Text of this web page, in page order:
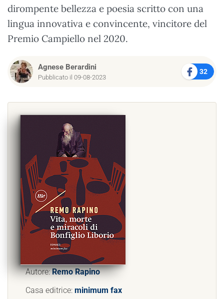
dirompente bellezza e poesia scritto con una
lingua innovativa e convincente, vincitore del
Premio Campiello nel 2020.
Agnese Berardini
Pubblicato il 09-08-2023
32
Autore:Remo Rapino
Casa editrice: minimum fax